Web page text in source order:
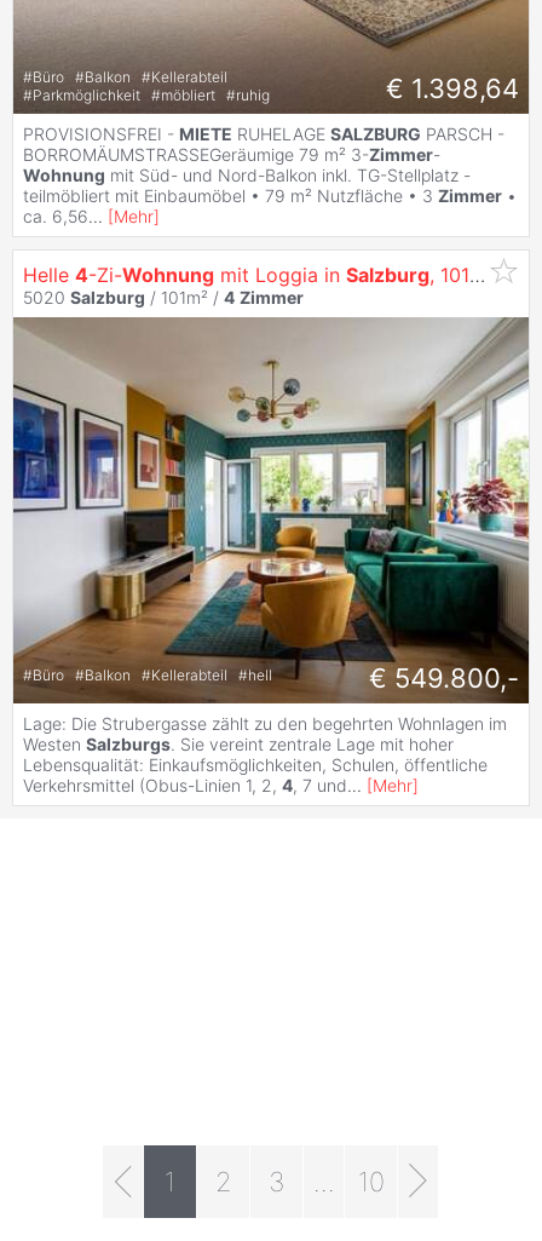
#Büro #Balkon #Kellerabteil
#Parkmöglichkeit #möbliert #ruhig € 1.398,64
PROVISIONSFREI - MIETE RUHELAGE SALZBURG PARSCH -
BORROMÄUMSTRASSEGeräumige 79 m² 3-Zimmer-
Wohnung mit Süd- und Nord-Balkon inkl. TG-Stellplatz -
teilmöbliert mit Einbaumöbel • 79 m² Nutzfläche • 3 Zimmer •
ca. 6,56... [Mehr]
Helle 4-Zi-Wohnung mit Loggia in Salzburg, 101M², Top Lage, Kaufpreis 549.800 €
5020 Salzburg / 101m² / 4 Zimmer
#Büro #Balkon #Kellerabteil #hell € 549.800,-
Lage: Die Strubergasse zählt zu den begehrten Wohnlagen im
Westen Salzburgs. Sie vereint zentrale Lage mit hoher
Lebensqualität: Einkaufsmöglichkeiten, Schulen, öffentliche
Verkehrsmittel (Obus-Linien 1, 2, 4, 7 und... [Mehr]
1 2 3 10